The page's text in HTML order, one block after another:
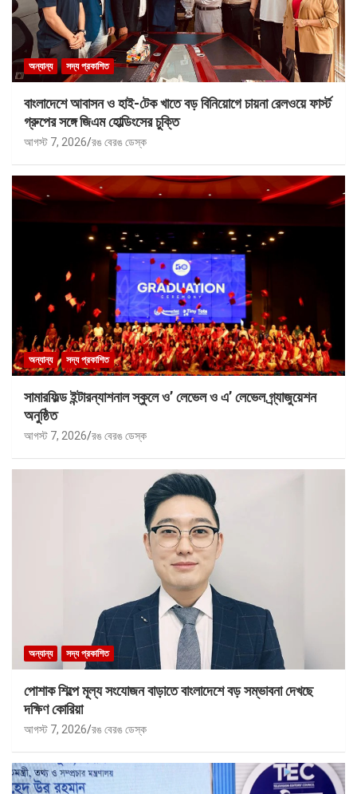
অন্যান্য সদ্য প্রকাশিত
বাংলাদেশে আবাসন ও হাই-টেক খাতে বড় বিনিয়োগে চায়না রেলওয়ে ফার্স্ট
গ্রুপের সঙ্গে জিএম হোল্ডিংসের চুক্তি
আগস্ট 7, 2026 রঙ বেরঙ ডেস্ক
অন্যান্য সদ্য প্রকাশিত
সামারফিল্ড ইন্টারন্যাশনাল স্কুলে ও’ লেভেল ও এ’ লেভেল গ্র্যাজুয়েশন
অনুষ্ঠিত
আগস্ট 7, 2026 রঙ বেরঙ ডেস্ক
অন্যান্য সদ্য প্রকাশিত
পোশাক শিল্পে মূল্য সংযোজন বাড়াতে বাংলাদেশে বড় সম্ভাবনা দেখছে
দক্ষিণ কোরিয়া
আগস্ট 7, 2026 রঙ বেরঙ ডেস্ক